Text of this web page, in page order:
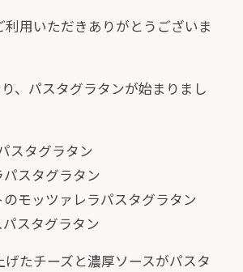
利用いただきありがとうございま
、パスタグラタンが始まりまし
スタグラタン
スタグラタン
モッツァレラパスタグラタン
スタグラタン
たチーズと濃厚ソースがパスタ